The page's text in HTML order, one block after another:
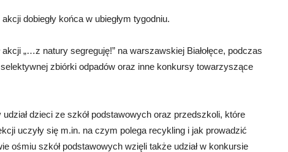
dobiegły końca w ubiegłym tygodniu.
„…z natury segreguję!” na warszawskiej Białołęce, podczas
zbiórki odpadów oraz inne konkursy towarzyszące
dzieci ze szkół podstawowych oraz przedszkoli, które
uczyły się m.in. na czym polega recykling i jak prowadzić
ośmiu szkół podstawowych wzięli także udział w konkursie